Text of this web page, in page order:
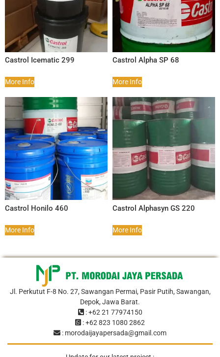
Castrol Icematic 299
More Info
Castrol Alpha SP 68
More Info
Castrol Honilo 460
More Info
Castrol Alphasyn GS 220
More Info
Jl. Perkutut F-8 No. 27, Sawangan Permai, Pasir Putih, Sawangan,
Depok, Jawa Barat.
: +62 21 77974150
: +62 823 1080 2862
: morodaijayapersada@gmail.com